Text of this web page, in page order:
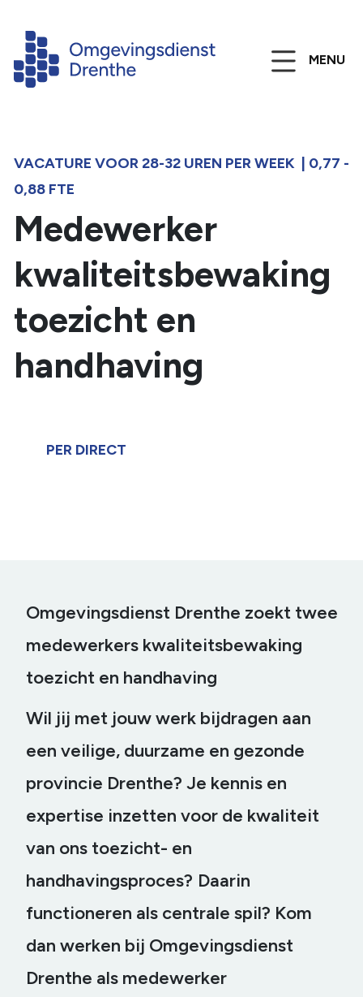
MENU
VACATURE VOOR 28-32 UREN PER WEEK | 0,77 -
0,88 FTE
Medewerker
kwaliteitsbewaking
toezicht en
handhaving
PER DIRECT
Omgevingsdienst Drenthe zoekt twee
medewerkers kwaliteitsbewaking
toezicht en handhaving
Wil jij met jouw werk bijdragen aan
een veilige, duurzame en gezonde
provincie Drenthe? Je kennis en
expertise inzetten voor de kwaliteit
van ons toezicht- en
handhavingsproces? Daarin
functioneren als centrale spil? Kom
dan werken bij Omgevingsdienst
Drenthe als medewerker